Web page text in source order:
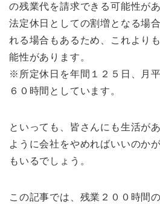
の残業代を請求できる可能性が
法定休日としての割増となる場
れる場合もあるため、これより
能性があります。
※所定休日を年間１２５日、月
６０時間としています。
といっても、皆さんにも生活が
ように会社をやめればいいのか
もいるでしょう。
この記事では、残業２００時間